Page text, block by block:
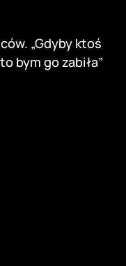
Warszawie.
hasłami